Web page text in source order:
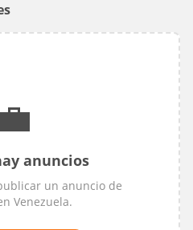
anuncios
un anuncio de
Venezuela.